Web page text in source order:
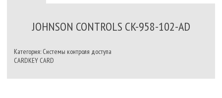
JOHNSON CONTROLS CK-958-102-AD
Категория: Системы контроля доступа
CARDKEY CARD